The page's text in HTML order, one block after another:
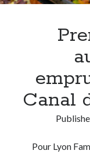
Canal
Pour Lyon